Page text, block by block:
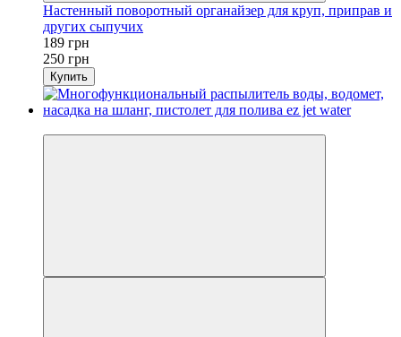
Настенный поворотный органайзер для круп, приправ и
других сыпучих
189 грн
250 грн
Купить